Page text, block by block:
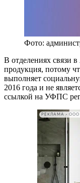
Фото:
В отделениях связи
продукция, потому
выполняет
2016 года и не
ссылкой на УФПС